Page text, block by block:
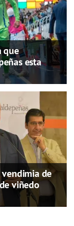
que
esta
vendimia de
viñedo